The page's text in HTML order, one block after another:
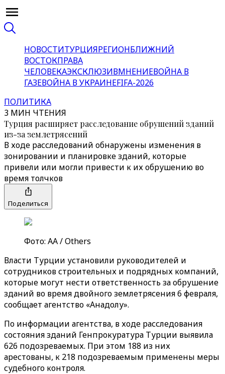
НОВОСТИТУРЦИЯРЕГИОНБЛИЖНИЙ
ВОСТОКПРАВА
ЧЕЛОВЕКАЭКСКЛЮЗИВМНЕНИЕВОЙНА В
ГАЗЕВОЙНА В УКРАИНЕFIFA-2026
ПОЛИТИКА
3 МИН ЧТЕНИЯ
Турция расширяет расследование обрушений зданий
из-за землетрясений
В ходе расследований обнаружены изменения в
зонировании и планировке зданий, которые
привели или могли привести к их обрушению во
время толчков
Поделиться
Фото: АА / Others
Власти Турции установили руководителей и
сотрудников строительных и подрядных компаний,
которые могут нести ответственность за обрушение
зданий во время двойного землетрясения 6 февраля,
сообщает агентство «‎Анадолу»‎.
По информации агентства, в ходе расследования
состояния зданий Генпрокуратура Турции выявила
626 подозреваемых. При этом 188 из них
арестованы, к 218 подозреваемым применены меры
судебного контроля.